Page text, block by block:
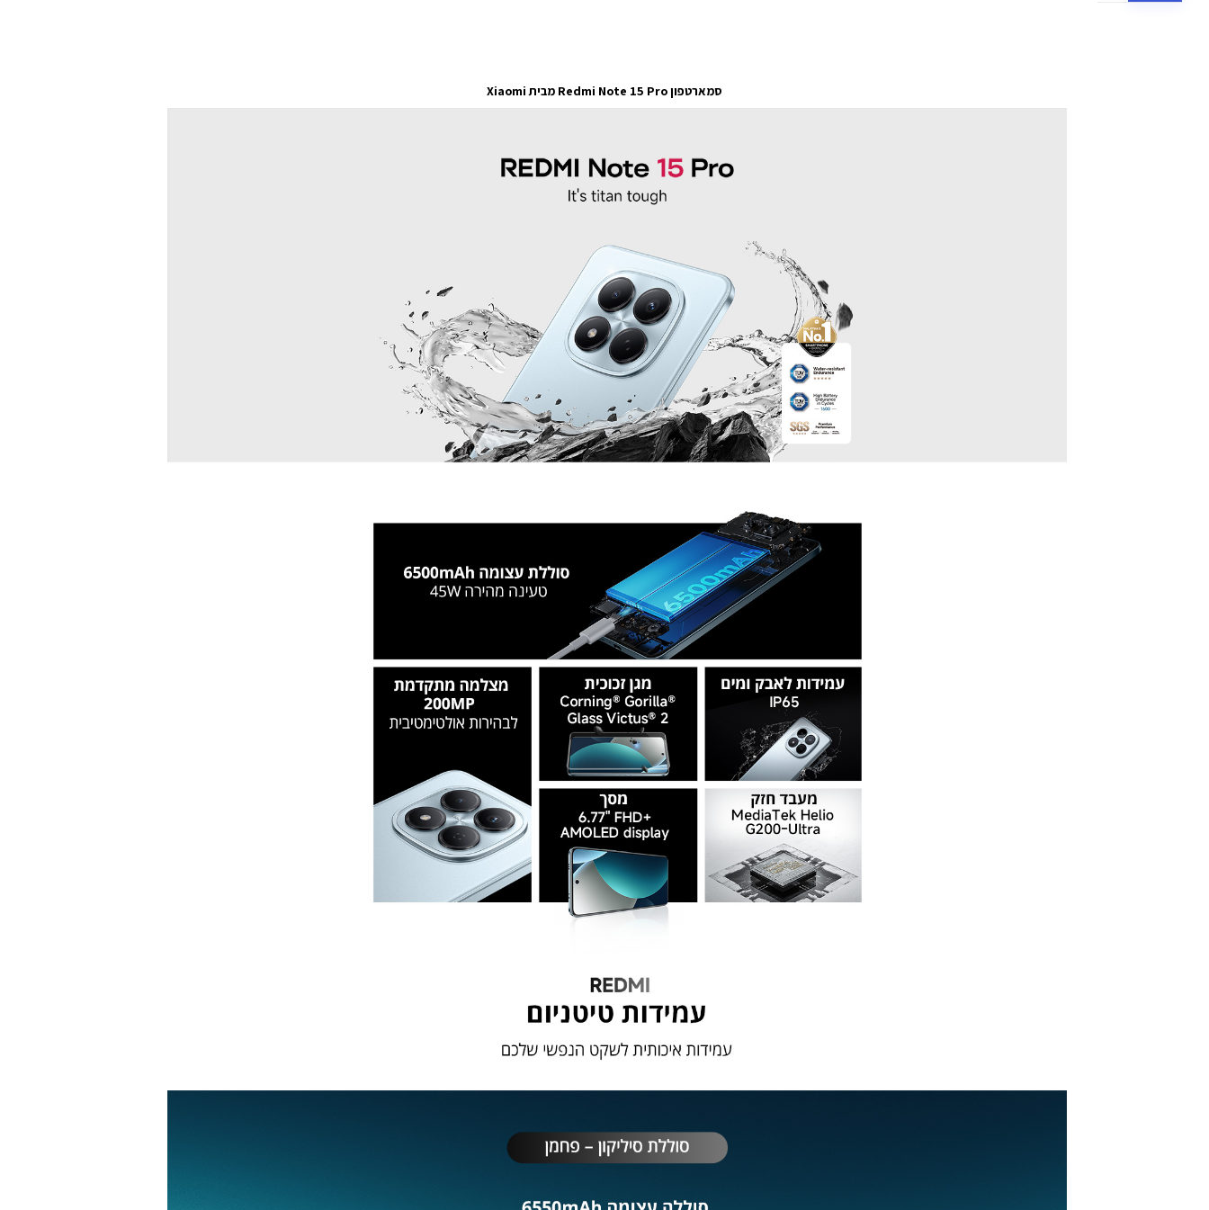
סמארטפון Redmi Note 15 Pro מבית Xiaomi